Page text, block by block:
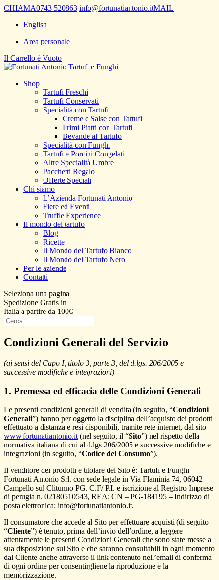
CHIAMA0743 520863 info@fortunatiantonio.itMAIL
English
Area personale
Il Carrello è Vuoto
Shop
Tartufi Freschi
Tartufi Conservati
Specialità con Tartufi
Creme e Salse con Tartufi
Primi Piatti con Tartufi
Bevande al Tartufo
Specialità con Funghi
Tartufi e Porcini Congelati
Altre Specialità Umbre
Pacchetti Regalo
Offerte Speciali
Chi siamo
L’Azienda Fortunati Antonio
Fiere ed Eventi
Truffle Experience
Il mondo del tartufo
Blog
Ricette
Il Mondo del Tartufo Bianco
Il Mondo del Tartufo Nero
Per le aziende
Contatti
Seleziona una pagina
Spedizione Gratis in
Italia a partire da 100€
Condizioni Generali del Servizio
(ai sensi del Capo I, titolo 3, parte 3, del d.lgs. 206/2005 e
successive modifiche e integrazioni)
1. Premessa ed efficacia delle Condizioni Generali
Le presenti condizioni generali di vendita (in seguito, “Condizioni
Generali”) hanno per oggetto la disciplina dell’acquisto dei prodotti
effettuato a distanza e resi disponibili, tramite rete internet, dal sito
www.fortunatiantonio.it (nel seguito, il “Sito”) nel rispetto della
normativa italiana di cui al d.lgs 206/2005 e successive modifiche e
integrazioni (in seguito, “Codice del Consumo”).
Il venditore dei prodotti e titolare del Sito è: Tartufi e Funghi
Fortunati Antonio Srl. con sede legale in Via Flaminia 74, 06042
Campello sul Clitunno PG. C.F/ P.I. e iscrizione al Registro Imprese
di perugia n. 02180510543, REA: CN – PG-184195 – Indirizzo di
posta elettronica: info@fortunatiantonio.it.
Il consumatore che accede al Sito per effettuare acquisti (di seguito
“Cliente”) è tenuto, prima dell’invio dell’ordine, a leggere
attentamente le presenti Condizioni Generali che sono state messe a
sua disposizione sul Sito e che saranno consultabili in ogni momento
dal Cliente anche attraverso il link contenuto nell’email di conferma
di ogni ordine per consentirgliene la riproduzione e la
memorizzazione.